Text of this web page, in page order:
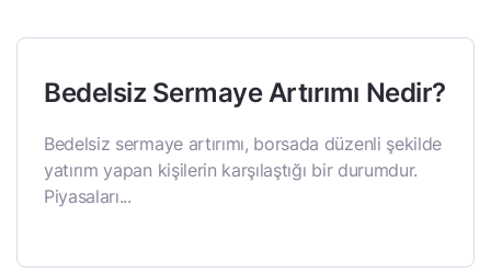
Bedelsiz Sermaye Artırımı Nedir?
Bedelsiz sermaye artırımı, borsada düzenli şekilde
yatırım yapan kişilerin karşılaştığı bir durumdur.
Piyasaları...